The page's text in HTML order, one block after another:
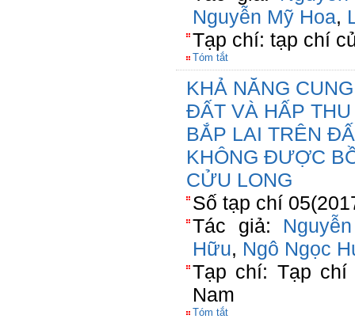
Nguyễn Mỹ Hoa,
Tạp chí: tạp chí
Tóm tắt
KHẢ NĂNG
ĐẤT VÀ HẤP
BẮP LAI TRÊN
KHÔNG ĐƯỢC
CỬU LONG
Số tạp chí
Tác giả:
Hữu, Ngô Ngọc
Tạp chí: Tạp chí
Nam
Tóm tắt